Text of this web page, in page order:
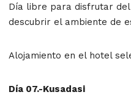
Día libre para disfrutar
descubrir el ambiente de
Alojamiento en el hotel
Día 07.-Kusadasi